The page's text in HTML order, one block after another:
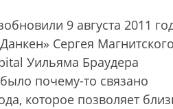
9 августа 2011
Сергея Магнитского
Уильяма Браудера
почему-то связано
которое позволяет